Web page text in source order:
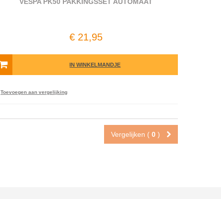
€ 21,95
IN WINKELMANDJE
Toevoegen aan vergelijking
Vergelijken ( 0 )